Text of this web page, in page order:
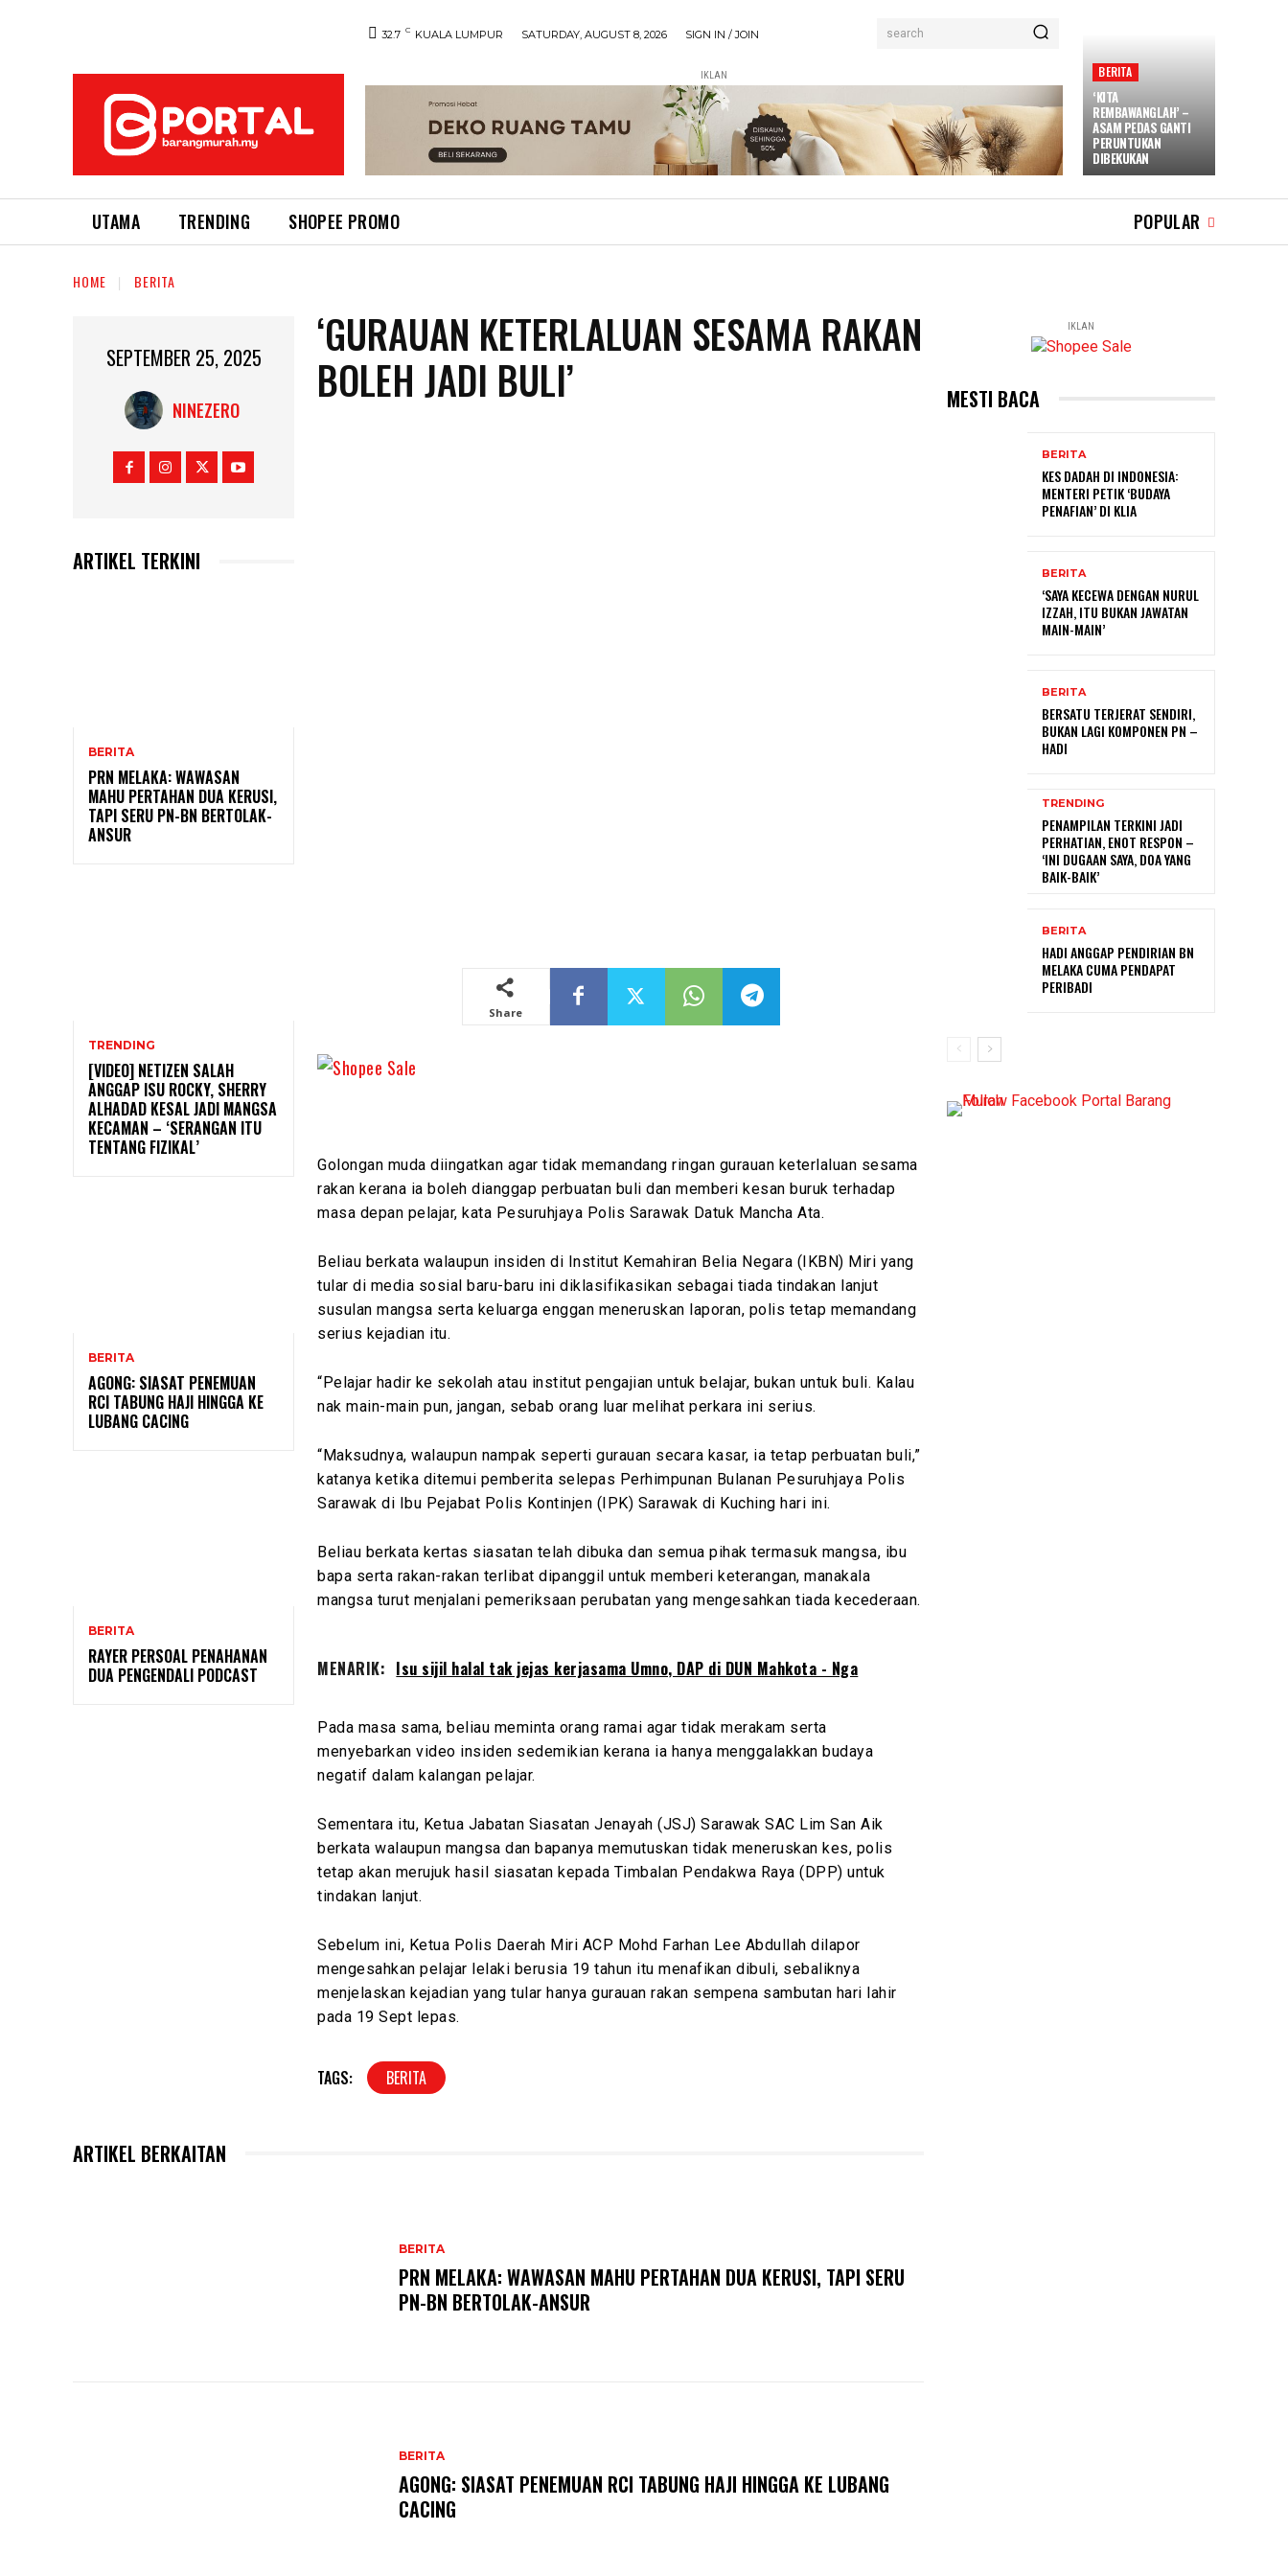
32.7 C KUALA LUMPUR SATURDAY, AUGUST 8, 2026 SIGN IN / JOIN search
IKLAN BERITA
‘KITA
REMBAWANGLAH’ –
ASAM PEDAS GANTI
PERUNTUKAN
DIBEKUKAN
UTAMA TRENDING SHOPEE PROMO POPULAR
HOME BERITA
SEPTEMBER 25, 2025
NINEZERO
ARTIKEL TERKINI
BERITA
PRN MELAKA: WAWASAN
MAHU PERTAHAN DUA KERUSI,
TAPI SERU PN-BN BERTOLAK-
ANSUR
TRENDING
[VIDEO] NETIZEN SALAH
ANGGAP ISU ROCKY, SHERRY
ALHADAD KESAL JADI MANGSA
KECAMAN – ‘SERANGAN ITU
TENTANG FIZIKAL’
BERITA
AGONG: SIASAT PENEMUAN
RCI TABUNG HAJI HINGGA KE
LUBANG CACING
BERITA
RAYER PERSOAL PENAHANAN
DUA PENGENDALI PODCAST
‘GURAUAN KETERLALUAN SESAMA RAKAN
BOLEH JADI BULI’
Share
Golongan muda diingatkan agar tidak memandang ringan gurauan keterlaluan sesama
rakan kerana ia boleh dianggap perbuatan buli dan memberi kesan buruk terhadap
masa depan pelajar, kata Pesuruhjaya Polis Sarawak Datuk Mancha Ata.
Beliau berkata walaupun insiden di Institut Kemahiran Belia Negara (IKBN) Miri yang
tular di media sosial baru-baru ini diklasifikasikan sebagai tiada tindakan lanjut
susulan mangsa serta keluarga enggan meneruskan laporan, polis tetap memandang
serius kejadian itu.
“Pelajar hadir ke sekolah atau institut pengajian untuk belajar, bukan untuk buli. Kalau
nak main-main pun, jangan, sebab orang luar melihat perkara ini serius.
“Maksudnya, walaupun nampak seperti gurauan secara kasar, ia tetap perbuatan buli,”
katanya ketika ditemui pemberita selepas Perhimpunan Bulanan Pesuruhjaya Polis
Sarawak di Ibu Pejabat Polis Kontinjen (IPK) Sarawak di Kuching hari ini.
Beliau berkata kertas siasatan telah dibuka dan semua pihak termasuk mangsa, ibu
bapa serta rakan-rakan terlibat dipanggil untuk memberi keterangan, manakala
mangsa turut menjalani pemeriksaan perubatan yang mengesahkan tiada kecederaan.
MENARIK: Isu sijil halal tak jejas kerjasama Umno, DAP di DUN Mahkota - Nga
Pada masa sama, beliau meminta orang ramai agar tidak merakam serta
menyebarkan video insiden sedemikian kerana ia hanya menggalakkan budaya
negatif dalam kalangan pelajar.
Sementara itu, Ketua Jabatan Siasatan Jenayah (JSJ) Sarawak SAC Lim San Aik
berkata walaupun mangsa dan bapanya memutuskan tidak meneruskan kes, polis
tetap akan merujuk hasil siasatan kepada Timbalan Pendakwa Raya (DPP) untuk
tindakan lanjut.
Sebelum ini, Ketua Polis Daerah Miri ACP Mohd Farhan Lee Abdullah dilapor
mengesahkan pelajar lelaki berusia 19 tahun itu menafikan dibuli, sebaliknya
menjelaskan kejadian yang tular hanya gurauan rakan sempena sambutan hari lahir
pada 19 Sept lepas.
TAGS: BERITA
ARTIKEL BERKAITAN
BERITA
PRN MELAKA: WAWASAN MAHU PERTAHAN DUA KERUSI, TAPI SERU
PN-BN BERTOLAK-ANSUR
BERITA
AGONG: SIASAT PENEMUAN RCI TABUNG HAJI HINGGA KE LUBANG
CACING
IKLAN
MESTI BACA
BERITA
KES DADAH DI INDONESIA:
MENTERI PETIK ‘BUDAYA
PENAFIAN’ DI KLIA
BERITA
‘SAYA KECEWA DENGAN NURUL
IZZAH, ITU BUKAN JAWATAN
MAIN-MAIN’
BERITA
BERSATU TERJERAT SENDIRI,
BUKAN LAGI KOMPONEN PN –
HADI
TRENDING
PENAMPILAN TERKINI JADI
PERHATIAN, ENOT RESPON –
‘INI DUGAAN SAYA, DOA YANG
BAIK-BAIK’
BERITA
HADI ANGGAP PENDIRIAN BN
MELAKA CUMA PENDAPAT
PERIBADI